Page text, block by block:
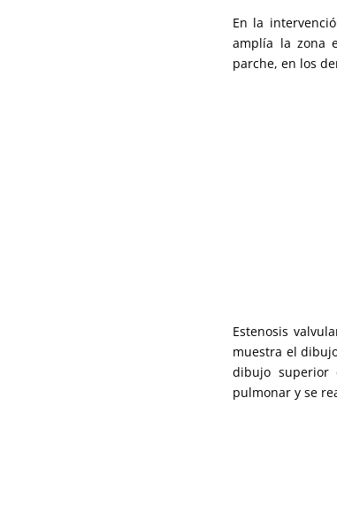
En la
amplía la zona
parche, en los
Estenosis
muestra el
dibujo superior
pulmonar y se